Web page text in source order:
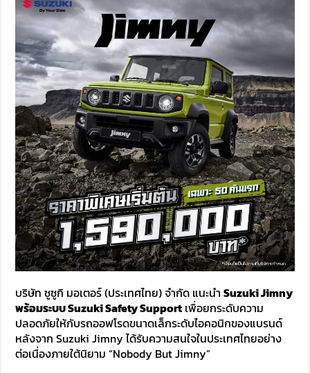
บริษัท ซูซูกิ มอเตอร์ (ประเทศไทย) จำกัด แนะนำSuzuki Jimny
พร้อมระบบ Suzuki Safety Support เพื่อยกระดับความ
ปลอดภัยให้กับรถออฟโรดขนาดเล็กระดับไอคอนิกของแบรนด์
หลังจาก Suzuki Jimny ได้รับความสนใจในประเทศไทยอย่าง
ต่อเนื่องภายใต้นิยาม “Nobody But Jimny”